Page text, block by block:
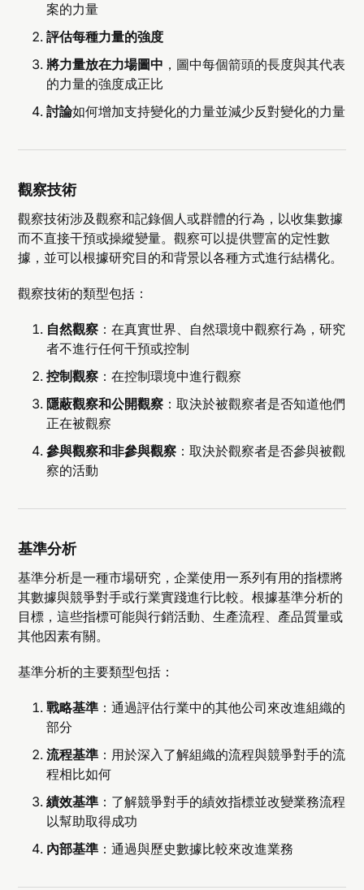
案的力量
評估每種力量的強度
將力量放在力場圖中 ，圖中每個箭頭的長度與其代表
的力量的強度成正比
討論如何增加支持變化的力量並減少反對變化的力量
觀察技術
觀察技術涉及觀察和記錄個人或群體的行為，以收集數據
而不直接干預或操縱變量。觀察可以提供豐富的定性數
據，並可以根據研究目的和背景以各種方式進行結構化。
觀察技術的類型包括：
自然觀察 ：在真實世界、自然環境中觀察行為，研究
者不進行任何干預或控制
控制觀察 ：在控制環境中進行觀察
隱蔽觀察和公開觀察 ：取決於被觀察者是否知道他們
正在被觀察
參與觀察和非參與觀察 ：取決於觀察者是否參與被觀
察的活動
基準分析
基準分析是一種市場研究，企業使用一系列有用的指標將
其數據與競爭對手或行業實踐進行比較。根據基準分析的
目標，這些指標可能與行銷活動、生產流程、產品質量或
其他因素有關。
基準分析的主要類型包括：
戰略基準 ：通過評估行業中的其他公司來改進組織的
部分
流程基準 ：用於深入了解組織的流程與競爭對手的流
程相比如何
績效基準 ：了解競爭對手的績效指標並改變業務流程
以幫助取得成功
內部基準 ：通過與歷史數據比較來改進業務